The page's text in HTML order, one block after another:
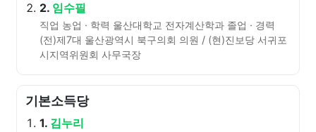
2. 임수필
직업 농업 · 학력 울산대학교 전자계산학과 졸업 · 경력
(전)제7대 울산광역시 북구의회 의원 / (현)진보당 서귀포
시지역위원회 사무국장
기본소득당
1. 김누리